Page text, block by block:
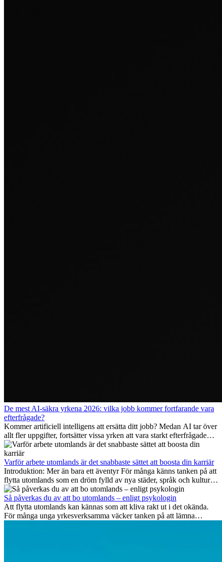
De mest AI-säkra yrkena 2026: vilka jobb kommer fortfarande vara
efterfrågade?
Kommer artificiell intelligens att ersätta ditt jobb? Medan AI tar över
allt fler uppgifter, fortsätter vissa yrken att vara starkt efterfrågade
även 2026. I den här artikeln går vi igenom vilka yrken som anses
vara mest framtidssäkra, vilka kompetenser som kommer att vara
viktiga på lång sikt och varför många av dessa jobb även erbjuder
attraktiva karriärmöjligheter utomlands.
Varför arbete utomlands är det snabbaste sättet att boosta din karriär
Introduktion: Mer än bara ett äventyr För många känns tanken på att
flytta utomlands som en dröm fylld av nya städer, språk och kulturer.
Men bortom äventyrets...
Så påverkas du av att bo utomlands – enligt psykologin
Att flytta utomlands kan kännas som att kliva rakt ut i det okända.
För många unga yrkesverksamma väcker tanken på att lämna